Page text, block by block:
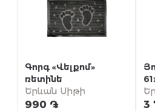
Գորգ «Վելքոմ»
ռետինե
Երևան Սիթի
990 ֏ 3